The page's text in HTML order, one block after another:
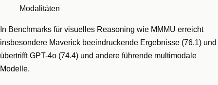
Modalitäten
In Benchmarks für visuelles Reasoning wie MMMU erreicht
insbesondere Maverick beeindruckende Ergebnisse (76.1) und
übertrifft GPT-4o (74.4) und andere führende multimodale
Modelle.